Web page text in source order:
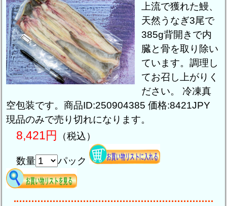
上流で獲れた鰻、
天然うなぎ3尾で
385g背開きで内
臓と骨を取り除い
ています。調理し
てお召し上がりく
ださい。 冷凍真
空包装です。商品ID:250904385 価格:8421JPY
現品のみで売り切れになります。
8,421円 （税込）
数量 パック